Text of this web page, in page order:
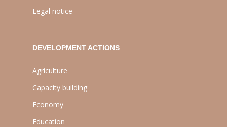
Legal notice
DEVELOPMENT ACTIONS
Agriculture
Capacity building
Economy
Education